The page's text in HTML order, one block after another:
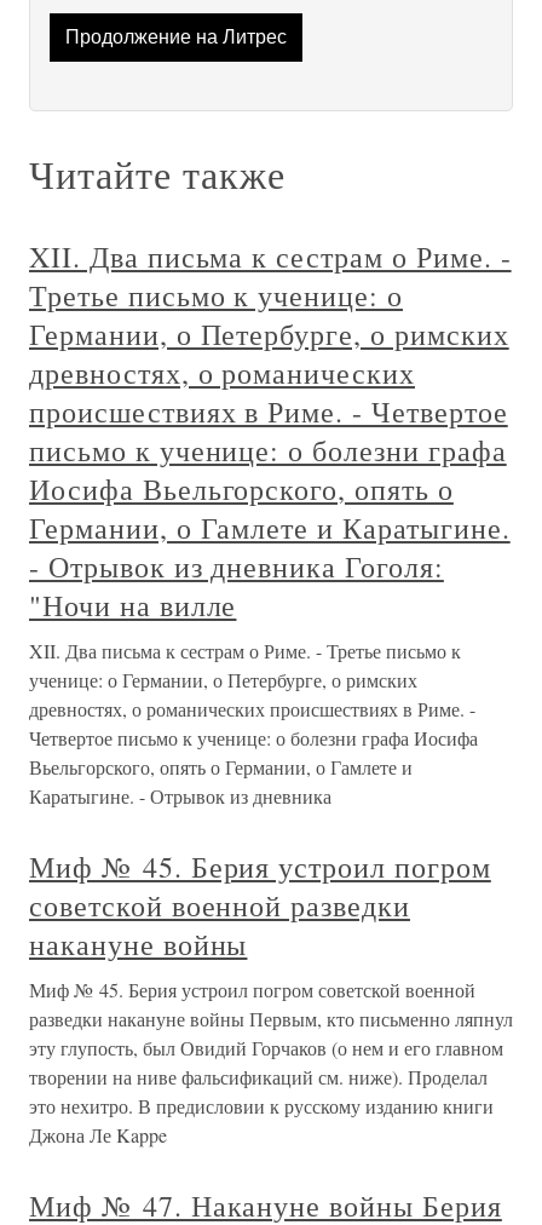
Продолжение на Литрес
Читайте также
XII. Два письма к сестрам о Риме. -
Третье письмо к ученице: о
Германии, о Петербурге, о римских
древностях, о романических
происшествиях в Риме. - Четвертое
письмо к ученице: о болезни графа
Иосифа Вьельгорского, опять о
Германии, о Гамлете и Каратыгине.
- Отрывок из дневника Гоголя:
"Ночи на вилле
XII. Два письма к сестрам о Риме. - Третье письмо к
ученице: о Германии, о Петербурге, о римских
древностях, о романических происшествиях в Риме. -
Четвертое письмо к ученице: о болезни графа Иосифа
Вьельгорского, опять о Германии, о Гамлете и
Каратыгине. - Отрывок из дневника
Миф № 45. Берия устроил погром
советской военной разведки
накануне войны
Миф № 45. Берия устроил погром советской военной
разведки накануне войны Первым, кто письменно ляпнул
эту глупость, был Овидий Горчаков (о нем и его главном
творении на ниве фальсификаций см. ниже). Проделал
это нехитро. В предисловии к русскому изданию книги
Джона Ле Kappe
Миф № 47. Накануне войны Берия